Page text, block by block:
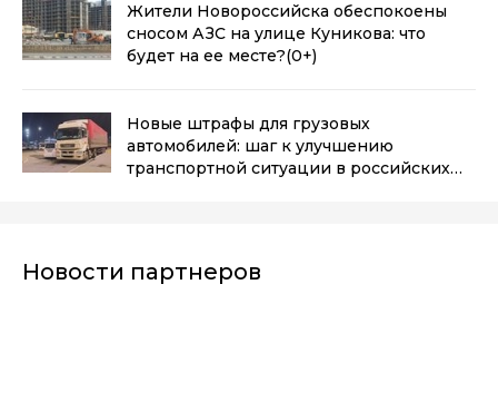
Жители Новороссийска обеспокоены
сносом АЗС на улице Куникова: что
будет на ее месте?(0+)
Новые штрафы для грузовых
автомобилей: шаг к улучшению
транспортной ситуации в российских
Новости партнеров